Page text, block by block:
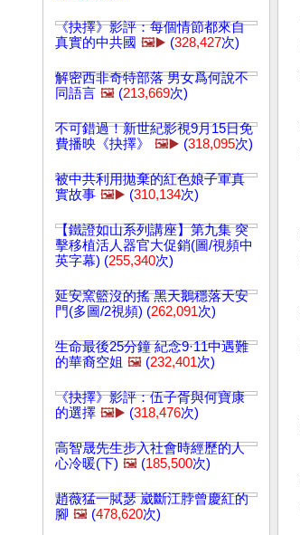
《抉擇》影評：每個情節都來自
真實的中共國 🖼️▶️ (328,427次)
解密西非奇特部落 男女爲何說不
同語言 🖼️ (213,669次)
不可錯過！新世紀影視9月15日免
費播映《抉擇》
🖼️▶️ (318,095次)
被中共利用拋棄的紅色娘子軍真
實故事 🖼️▶️ (310,134次)
【鐵證如山系列講座】第九集 突
擊移植活人器官大促銷(圖/視頻中
英字幕) (255,340次)
延安窯籃沒的搖 黑天鵝穩落天安
門(多圖/2視頻) (262,091次)
生命最後25分鐘 紀念9·11中遇難
的華裔空姐 🖼️ (232,401次)
《抉擇》影評：伍子胥與何寶康
的選擇 🖼️▶️ (318,476次)
高智晟先生步入社會時經歷的人
心冷暖(下) 🖼️ (185,500次)
趙薇猛一脦瑟 崴斷江脖曾慶紅的
腳 🖼️ (478,620次)